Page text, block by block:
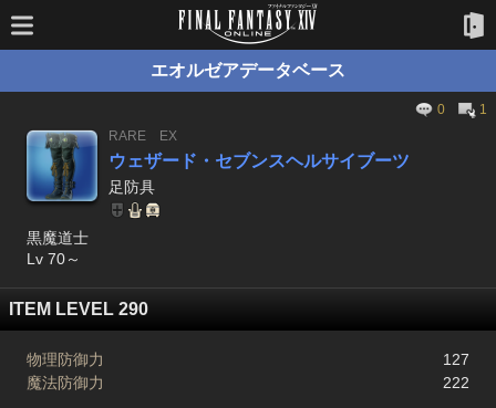
エオルゼアデータベース
0
1
RARE
EX
ウェザード・セブンスヘルサイブーツ
足防具
黒魔道士
Lv 70～
ITEM LEVEL 290
物理防御力
127
魔法防御力
222